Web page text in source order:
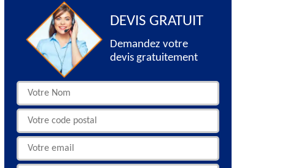
DEVIS GRATUIT
Demandez votre
devis gratuitement